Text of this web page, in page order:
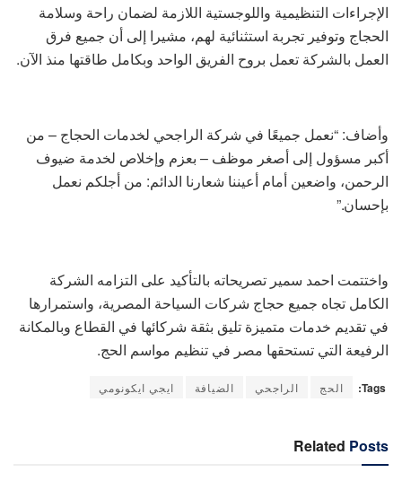
الإجراءات التنظيمية واللوجستية اللازمة لضمان راحة وسلامة
الحجاج وتوفير تجربة استثنائية لهم، مشيرا إلى أن جميع فرق
العمل بالشركة تعمل بروح الفريق الواحد وبكامل طاقتها منذ الآن.
وأضاف: “نعمل جميعًا في شركة الراجحي لخدمات الحجاج – من
أكبر مسؤول إلى أصغر موظف – بعزم وإخلاص لخدمة ضيوف
الرحمن، واضعين أمام أعيننا شعارنا الدائم: من أجلكم نعمل
بإحسان.”
واختتمت احمد سمير تصريحاته بالتأكيد على التزامه الشركة
الكامل تجاه جميع حجاج شركات السياحة المصرية، واستمرارها
في تقديم خدمات متميزة تليق بثقة شركائها في القطاع وبالمكانة
الرفيعة التي تستحقها مصر في تنظيم مواسم الحج.
Tags: الحج الراجحي الضيافة ايجي ايكونومي
Related Posts